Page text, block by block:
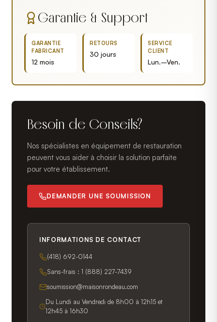
Garantie & Support
GARANTIE
FABRICANT
12 mois
RETOURS
30 jours
SERVICE
CLIENT
Lun.–Ven.
Besoin de Conseils?
Nos spécialistes en équipement de restauration
peuvent vous aider à choisir la solution parfaite
pour votre établissement.
DEMANDER UNE SOUMISSION
INFORMATIONS DE CONTACT
(418) 692-0144
Sans-frais : 1 (888) 227-7439
soumission@maisonrondeau.com
Du Lundi au Vendredi de 8h00 à 12h15 et
12h45 à 16h30